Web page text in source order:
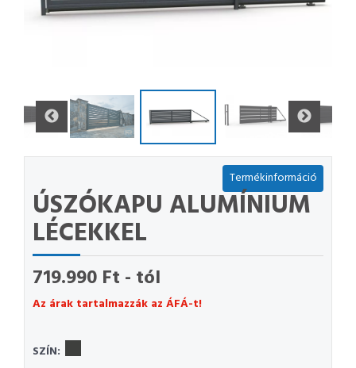
Termékinformáció
ÚSZÓKAPU ALUMÍNIUM
LÉCEKKEL
719.990 Ft - tól
Az árak tartalmazzák az ÁFÁ-t!
SZÍN: